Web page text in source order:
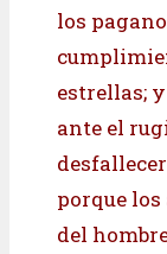
los
estrellas;
ante el
porque
del